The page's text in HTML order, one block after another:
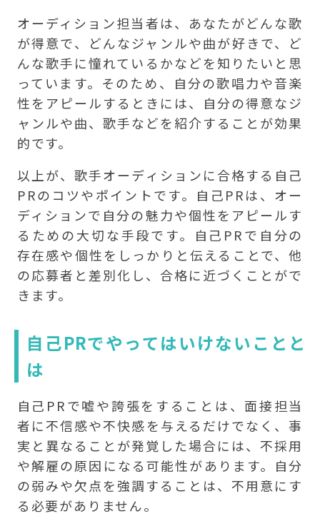
オーディション担当者は、あなたがどんな歌
が得意で、どんなジャンルや曲が好きで、ど
んな歌手に憧れているかなどを知りたいと思
っています。そのため、自分の歌唱力や音楽
性をアピールするときには、自分の得意なジ
ャンルや曲、歌手などを紹介することが効果
的です。
以上が、歌手オーディションに合格する自己
PRのコツやポイントです。自己PRは、オー
ディションで自分の魅力や個性をアピールす
るための大切な手段です。自己PRで自分の
存在感や個性をしっかりと伝えることで、他
の応募者と差別化し、合格に近づくことがで
きます。
自己PRでやってはいけないことと
は
自己PRで嘘や誇張をすることは、面接担当
者に不信感や不快感を与えるだけでなく、事
実と異なることが発覚した場合には、不採用
や解雇の原因になる可能性があります。自分
の弱みや欠点を強調することは、不用意にす
る必要がありません。